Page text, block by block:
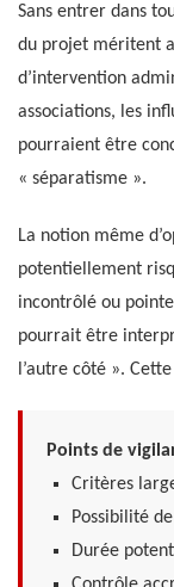
Sans entrer dans
du projet méritent
d’intervention
associations, les
pourraient être
« séparatisme ».
La notion même
potentiellement
incontrôlé ou
pourrait être
l’autre côté ».
Points de
Critères
Possibilité
Durée